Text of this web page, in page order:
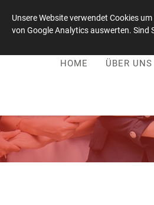
Leadership-Kultur-
HOME ÜBER UNS
Unsere Website verwendet Cookies
von Google Analytics auswerten. Sind